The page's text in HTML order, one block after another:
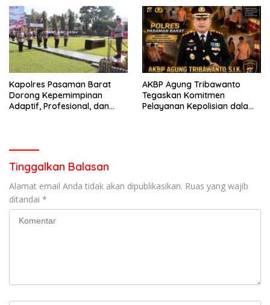
Bencana
Perlengkapan Keselamatan
Berkendara
Kapolres Pasaman Barat
Dorong Kepemimpinan
Adaptif, Profesional, dan
AKBP Agung Tribawanto
Tegaskan Komitmen
Pelayanan Kepolisian dalam
Tinggalkan Balasan
Alamat email Anda tidak akan dipublikasikan. Ruas yang wajib
ditandai *